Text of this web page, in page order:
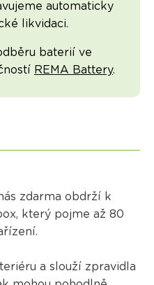
automaticky
likvidaci.
baterií ve
REMA Battery.
zdarma obdrží k
který pojme až 80
a slouží zpravidla